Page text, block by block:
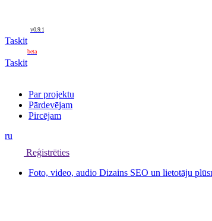
Taskit
v0.9.1
Taskit
beta
Par projektu
Pārdevējam
Pircējam
ru
Reģistrēties
Foto, video, audio Dizains SEO un lietotāju